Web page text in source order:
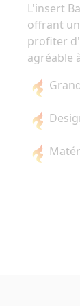
L'insert
offrant
profiter
agréable